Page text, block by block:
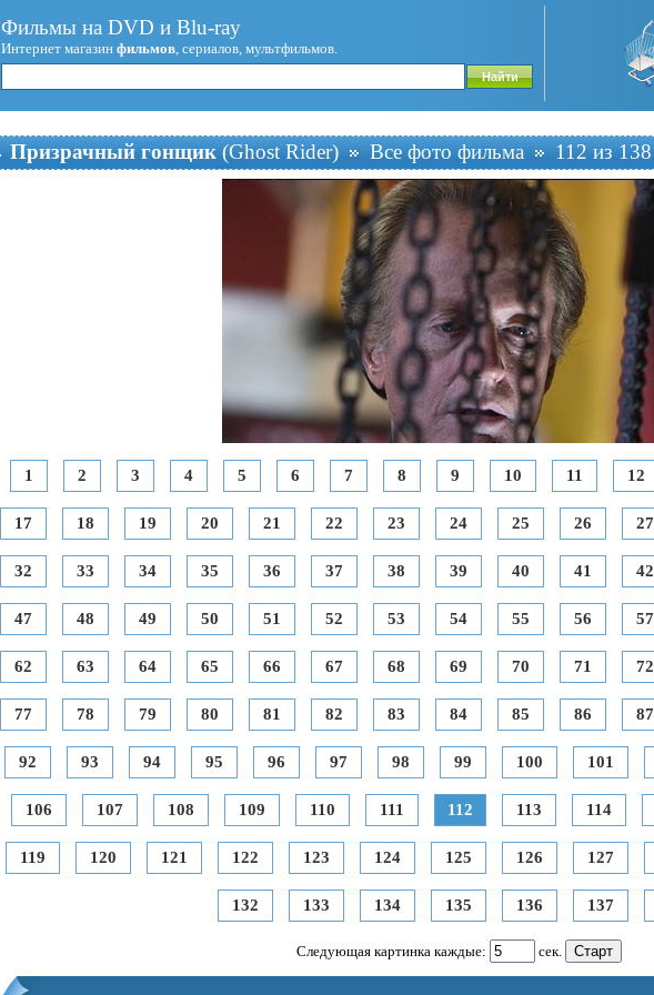
Фильмы на DVD и Blu-ray
Интернет магазин фильмов, сериалов, мультфильмов.
Призрачный гонщик (Ghost Rider) Все фото фильма 112 из 138
1 2 3 4 5 6 7 8 9 10 11 12
17 18 19 20 21 22 23 24 25 26 27
32 33 34 35 36 37 38 39 40 41 42
47 48 49 50 51 52 53 54 55 56 57
62 63 64 65 66 67 68 69 70 71 72
77 78 79 80 81 82 83 84 85 86 87
92 93 94 95 96 97 98 99 100 101
106 107 108 109 110 111 112 113 114
119 120 121 122 123 124 125 126 127
132 133 134 135 136 137
Следующая картинка каждые: сек.